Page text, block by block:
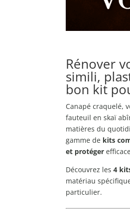
Rénover
simili,
bon kit
Canapé craquelé,
fauteuil en skaï
matières du
gamme de kits
et protéger
Découvrez les4
matériau
particulier.